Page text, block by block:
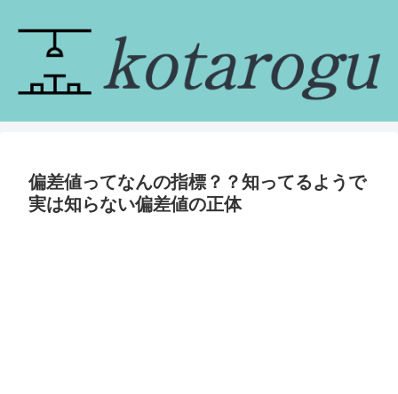
偏差値ってなんの指標？？知ってるようで
実は知らない偏差値の正体